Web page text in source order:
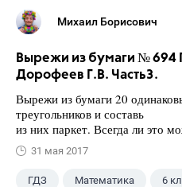
Михаил Борисович
Вырежи из бумаги № 694
Дорофеев Г.В. Часть3.
Вырежи из бумаги 20
треугольников и составь
из них паркет. Всегда ли это
31 мая 2017
ГДЗ Математика 6